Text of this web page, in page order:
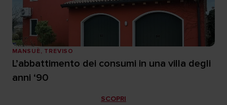
MANSUÈ, TREVISO
L’abbattimento dei consumi in una villa degli
anni ‘90
SCOPRI